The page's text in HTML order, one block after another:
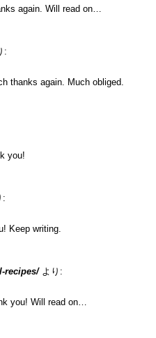
again. Will read on…
:
thanks again. Much obliged.
you!
:
Keep writing.
recipes/ より:
you! Will read on…